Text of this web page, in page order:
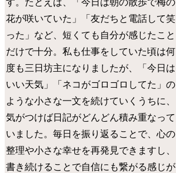
す。たとえば、「今日は朝の散歩で梅の
花が咲いていた」「友だちと電話して笑
った」など、短くても自分が感じたこと
だけで十分。私も仕事をしていた頃は何
度も三日坊主になりましたが、「今日は
いい天気」「ネコがゴロゴロしてた」の
ような小さな一文を続けていくうちに、
気がつけば日記がどんどん積み重なって
いました。毎日を振り返ることで、心の
整理や小さな幸せを再発見できますし、
書き続けることで自信にも繋がる感じが